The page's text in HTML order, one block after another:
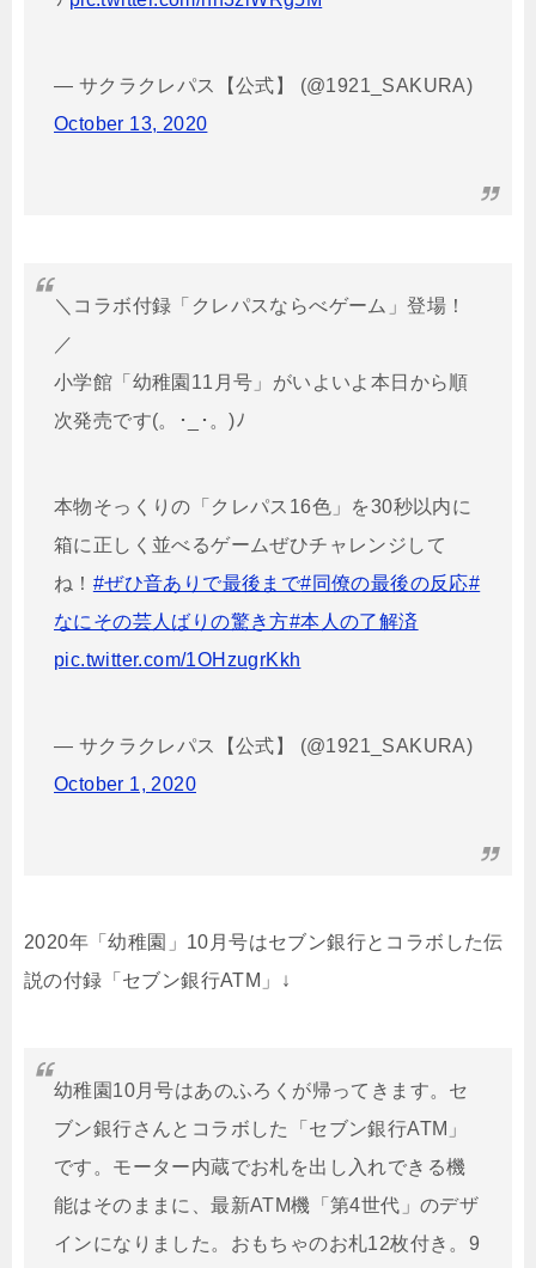
— サクラクレパス【公式】 (@1921_SAKURA)
October 13, 2020
＼コラボ付録「クレパスならべゲーム」登場！
／
小学館「幼稚園11月号」がいよいよ本日から順
次発売です(。･_･。)ﾉ
本物そっくりの「クレパス16色」を30秒以内に
箱に正しく並べるゲームぜひチャレンジして
ね！ #ぜひ音ありで最後まで#同僚の最後の反応#
なにその芸人ばりの驚き方#本人の了解済
pic.twitter.com/1OHzugrKkh
— サクラクレパス【公式】 (@1921_SAKURA)
October 1, 2020
2020年「幼稚園」10月号はセブン銀行とコラボした伝
説の付録「セブン銀行ATM」↓
幼稚園10月号はあのふろくが帰ってきます。セ
ブン銀行さんとコラボした「セブン銀行ATM」
です。モーター内蔵でお札を出し入れできる機
能はそのままに、最新ATM機「第4世代」のデザ
インになりました。おもちゃのお札12枚付き。9